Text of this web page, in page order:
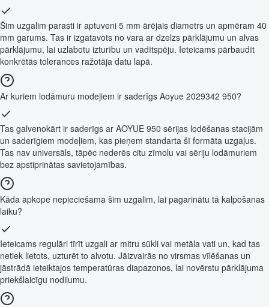
Šim uzgalim parasti ir aptuveni 5 mm ārējais diametrs un apmēram 40
mm garums. Tas ir izgatavots no vara ar dzelzs pārklājumu un alvas
pārklājumu, lai uzlabotu izturību un vadītspēju. Ieteicams pārbaudīt
konkrētās tolerances ražotāja datu lapā.
Ar kuriem lodāmuru modeļiem ir saderīgs Aoyue 2029342 950?
Tas galvenokārt ir saderīgs ar AOYUE 950 sērijas lodēšanas stacijām
un saderīgiem modeļiem, kas pieņem standarta šī formāta uzgaļus.
Tas nav universāls, tāpēc nederēs citu zīmolu vai sēriju lodāmuriem
bez apstiprinātas savietojamības.
Kāda apkope nepieciešama šim uzgalim, lai pagarinātu tā kalpošanas
laiku?
Ieteicams regulāri tīrīt uzgali ar mitru sūkli vai metāla vati un, kad tas
netiek lietots, uzturēt to alvotu. Jāizvairās no virsmas vīlēšanas un
jāstrādā ieteiktajos temperatūras diapazonos, lai novērstu pārklājuma
priekšlaicīgu nodilumu.